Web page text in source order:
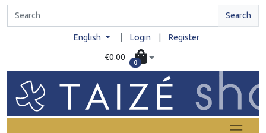
Search
English Login Register
€0.00
0